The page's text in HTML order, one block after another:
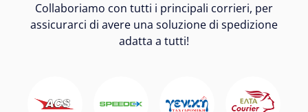
Collaboriamo con tutti i principali corrieri, per
assicurarci di avere una soluzione di spedizione
adatta a tutti!